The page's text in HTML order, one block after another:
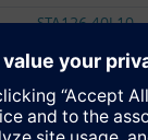
STA126.40L10
SSA118.09HKN